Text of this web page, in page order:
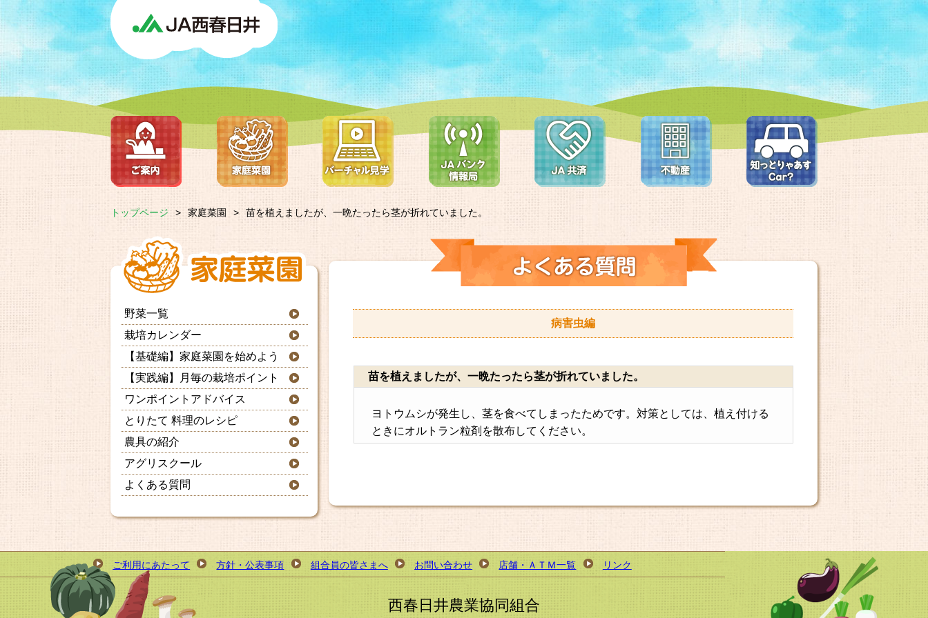
トップページ > 家庭菜園 > 苗を植えましたが、一晩たったら茎が折れていました。
野菜一覧
栽培カレンダー
【基礎編】家庭菜園を始めよう
【実践編】月毎の栽培ポイント
ワンポイントアドバイス
とりたて 料理のレシピ
農具の紹介
アグリスクール
よくある質問
病害虫編
苗を植えましたが、一晩たったら茎が折れていました。
ヨトウムシが発生し、茎を食べてしまったためです。対策としては、植え付ける
ときにオルトラン粒剤を散布してください。
ご利用にあたって 方針・公表事項 組合員の皆さまへ お問い合わせ 店舗・ＡＴＭ一覧 リンク
西春日井農業協同組合